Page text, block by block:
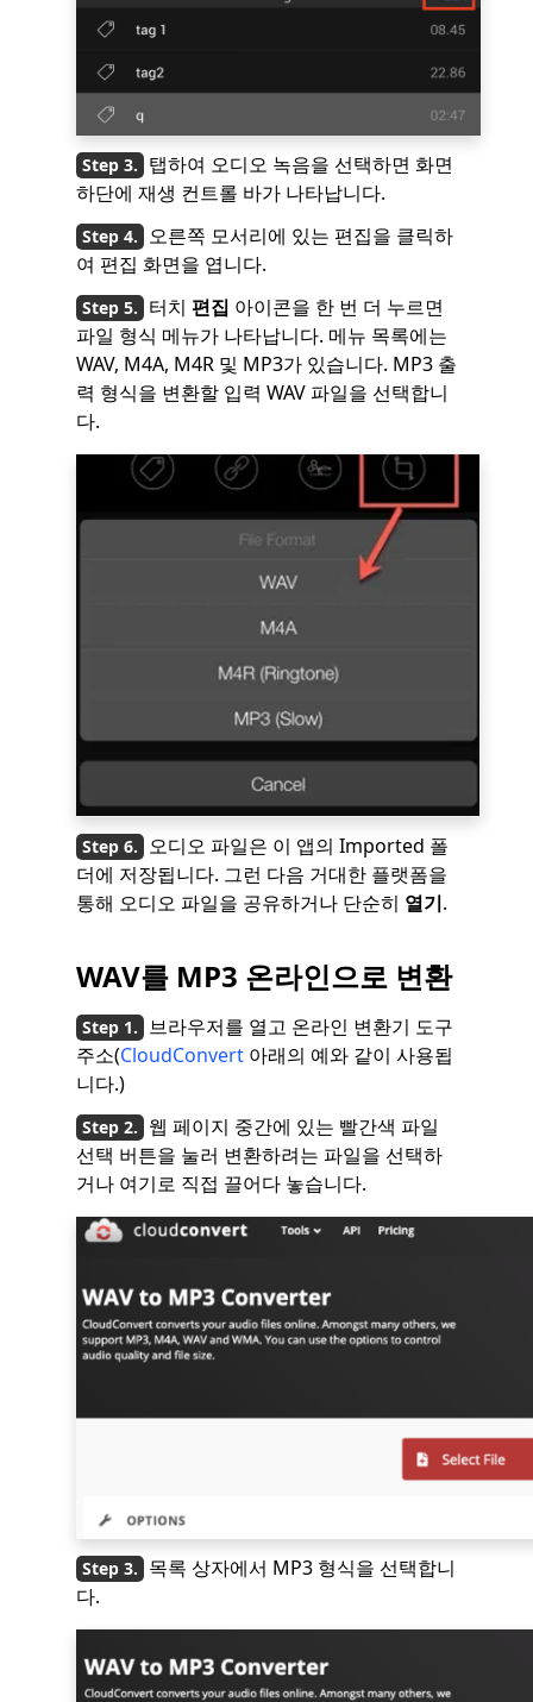
탭하여 오디오 녹음을 선택하면 화면
하단에 재생 컨트롤 바가 나타납니다.
오른쪽 모서리에 있는 편집을 클릭하
여 편집 화면을 엽니다.
터치 편집 아이콘을 한 번 더 누르면
파일 형식 메뉴가 나타납니다. 메뉴 목록에는
WAV, M4A, M4R 및 MP3가 있습니다. MP3 출
력 형식을 변환할 입력 WAV 파일을 선택합니
다.
오디오 파일은 이 앱의 Imported 폴
더에 저장됩니다. 그런 다음 거대한 플랫폼을
통해 오디오 파일을 공유하거나 단순히 열기.
WAV를 MP3 온라인으로 변환
브라우저를 열고 온라인 변환기 도구
주소(CloudConvert 아래의 예와 같이 사용됩
니다.)
웹 페이지 중간에 있는 빨간색 파일
선택 버튼을 눌러 변환하려는 파일을 선택하
거나 여기로 직접 끌어다 놓습니다.
목록 상자에서 MP3 형식을 선택합니
다.